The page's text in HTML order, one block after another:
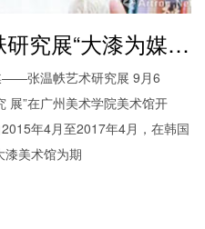
【雅昌快讯】张温帙研究展“大漆为媒”开幕 探究漆艺背 后的思想理念
张温帙艺术研究展 9月6
”在广州美术学院美术馆开
年4月至2017年4月，在韩国
漆美术馆为期